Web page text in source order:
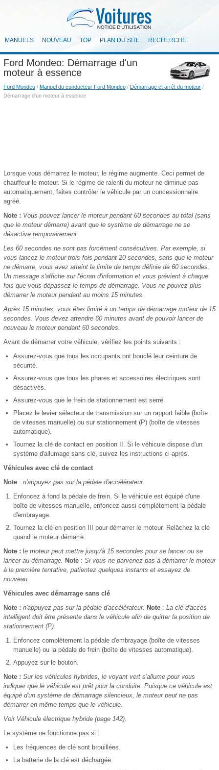
MANUELS NOUVEAU TOP PLAN DU SITE RECHERCHE
Ford Mondeo: Démarrage d'un
moteur à essence
Ford Mondeo / Manuel du conducteur Ford Mondeo / Démarrage et arrêt du moteur /
Démarrage d'un moteur à essence
Lorsque vous démarrez le moteur, le régime augmente. Ceci permet de
chauffeur le moteur. Si le régime de ralenti du moteur ne diminue pas
automatiquement, faites contrôler le véhicule par un concessionnaire
agréé.
Note : Vous pouvez lancer le moteur pendant 60 secondes au total (sans
que le moteur démarre) avant que le système de démarrage ne se
désactive temporairement.
Les 60 secondes ne sont pas forcément consécutives. Par exemple, si
vous lancez le moteur trois fois pendant 20 secondes, sans que le moteur
ne démarre, vous avez atteint la limite de temps définie de 60 secondes.
Un message s'affiche sur l'écran d'information et vous prévient à chaque
fois que vous dépassez le temps de démarrage. Vous ne pouvez plus
démarrer le moteur pendant au moins 15 minutes.
Après 15 minutes, vous êtes limité à un temps de démarrage moteur de 15
secondes. Vous devez attendre 60 minutes avant de pouvoir lancer de
nouveau le moteur pendant 60 secondes.
Avant de démarrer votre véhicule, vérifiez les points suivants :
Assurez-vous que tous les occupants ont bouclé leur ceinture de
sécurité.
Assurez-vous que tous les phares et accessoires électriques sont
désactivés.
Assurez-vous que le frein de stationnement est serré.
Placez le levier sélecteur de transmission sur un rapport faible (boîte
de vitesses manuelle) ou sur stationnement (P) (boîte de vitesses
automatique).
Tournez la clé de contact en position II. Si le véhicule dispose d'un
système d'allumage sans clé, suivez les instructions ci-après.
Véhicules avec clé de contact
Note : n'appuyez pas sur la pédale d'accélérateur.
Enfoncez à fond la pédale de frein. Si le véhicule est équipé d'une
boîte de vitesses manuelle, enfoncez aussi complètement la pédale
d'embrayage.
Tournez la clé en position III pour démarrer le moteur. Relâchez la clé
quand le moteur démarre.
Note : e moteur peut mettre jusqu'à 15 secondes pour se lancer ou se
lancer au démarrage. Note : Si vous ne parvenez pas à démarrer le moteur
à la première tentative, patientez quelques instants et essayez de
nouveau.
Véhicules avec démarrage sans clé
Note : n'appuyez pas sur la pédale d'accélérateur. Note : La clé d'accès
intelligent doit être présente dans le véhicule afin de quitter la position de
stationnement (P).
Enfoncez complètement la pédale d'embrayage (boîte de vitesses
manuelle) ou la pédale de frein (boîte de vitesses automatique).
Appuyez sur le bouton.
Note : Sur les véhicules hybrides, le voyant vert s'allume pour vous
indiquer que le véhicule est prêt pour la conduite. Puisque ce véhicule est
équipé d'un système de démarrage silencieux, le moteur peut ne pas
démarrer en même temps que le véhicule.
Voir Véhicule électrique hybride (page 142).
Le système ne fonctionne pas si :
Les fréquences de clé sont brouillées.
La batterie de la clé est déchargée.